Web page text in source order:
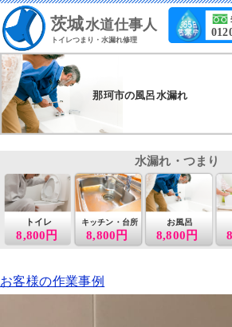
茨城水道仕事人
トイレつまり・水漏れ修理
那珂市の風呂水漏れ
8,800円
トイレ
8,800円
キッチン・台所 お風呂
8,800円
水漏れ・つまり
お客様の作業事例